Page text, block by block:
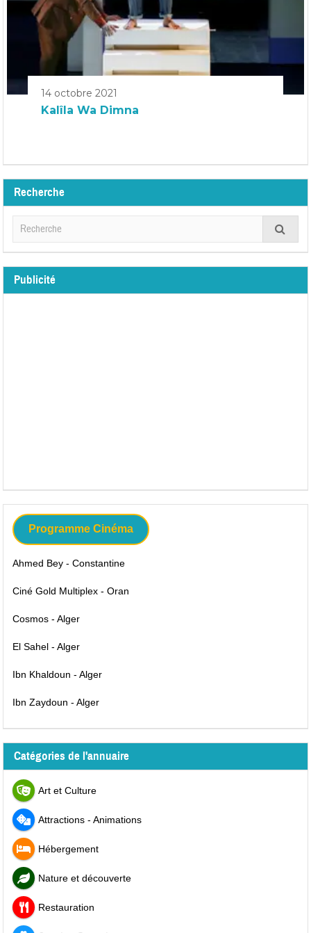
14 octobre 2021
Kalîla Wa Dimna
Recherche
Publicité
Programme Cinéma
Ahmed Bey - Constantine
Ciné Gold Multiplex - Oran
Cosmos - Alger
El Sahel - Alger
Ibn Khaldoun - Alger
Ibn Zaydoun - Alger
Catégories de l'annuaire
Art et Culture
Attractions - Animations
Hébergement
Nature et découverte
Restauration